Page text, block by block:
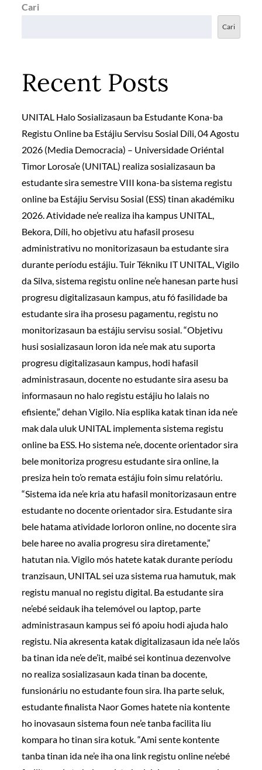
Cari
Cari
Recent Posts
UNITAL Halo Sosializasaun ba Estudante Kona-ba
Registu Online ba Estájiu Servisu Sosial Díli, 04 Agostu
2026 (Media Democracia) – Universidade Oriéntal
Timor Lorosa’e (UNITAL) realiza sosializasaun ba
estudante sira semestre VIII kona-ba sistema registu
online ba Estájiu Servisu Sosial (ESS) tinan akadémiku
2026. Atividade ne’e realiza iha kampus UNITAL,
Bekora, Díli, ho objetivu atu hafasil prosesu
administrativu no monitorizasaun ba estudante sira
durante períodu estájiu. Tuir Tékniku IT UNITAL, Vigilo
da Silva, sistema registu online ne’e hanesan parte husi
progresu digitalizasaun kampus, atu fó fasilidade ba
estudante sira iha prosesu pagamentu, registu no
monitorizasaun ba estájiu servisu sosial. “Objetivu
husi sosializasaun loron ida ne’e mak atu suporta
progresu digitalizasaun kampus, hodi hafasil
administrasaun, docente no estudante sira asesu ba
informasaun no halo registu estájiu ho lalais no
efisiente,” dehan Vigilo. Nia esplika katak tinan ida ne’e
mak dala uluk UNITAL implementa sistema registu
online ba ESS. Ho sistema ne’e, docente orientador sira
bele monitoriza progresu estudante sira online, la
presiza hein to’o remata estájiu foin simu relatóriu.
“Sistema ida ne’e kria atu hafasil monitorizasaun entre
estudante no docente orientador sira. Estudante sira
bele hatama atividade lorloron online, no docente sira
bele haree no avalia progresu sira diretamente,”
hatutan nia. Vigilo mós hatete katak durante períodu
tranzisaun, UNITAL sei uza sistema rua hamutuk, mak
registu manual no registu digital. Ba estudante sira
ne’ebé seidauk iha telemóvel ou laptop, parte
administrasaun kampus sei fó apoiu hodi ajuda halo
registu. Nia akresenta katak digitalizasaun ida ne’e la’ós
ba tinan ida ne’e de’it, maibé sei kontinua dezenvolve
no realiza sosializasaun kada tinan ba docente,
funsionáriu no estudante foun sira. Iha parte seluk,
estudante finalista Naor Gomes hatete nia kontente
ho inovasaun sistema foun ne’e tanba facilita liu
kompara ho tinan sira kotuk. “Ami sente kontente
tanba tinan ida ne’e iha ona link registu online ne’ebé